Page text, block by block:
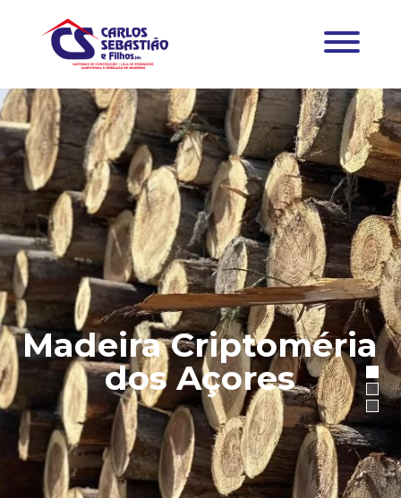
Madeira Criptoméria
dos Açores